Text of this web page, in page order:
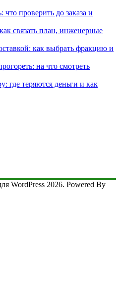
проверить до заказа и
связать план, инженерные
как выбрать фракцию и
на что смотреть
где теряются деньги и как
WordPress 2026. Powered By